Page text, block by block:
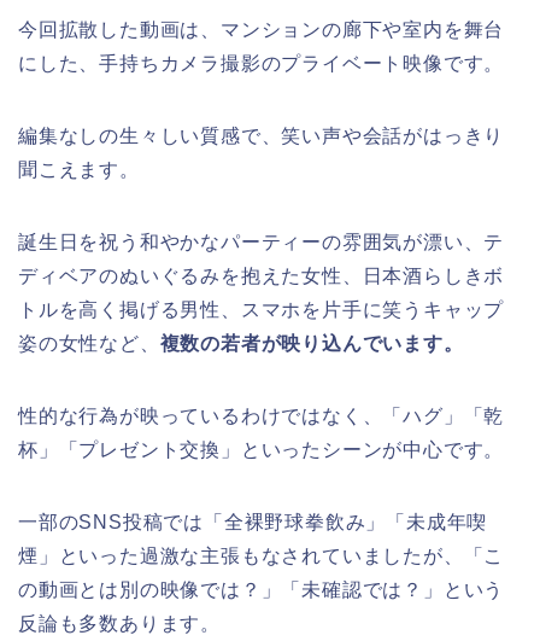
今回拡散した動画は、マンションの廊下や室内を舞台
にした、手持ちカメラ撮影のプライベート映像です。
編集なしの生々しい質感で、笑い声や会話がはっきり
聞こえます。
誕生日を祝う和やかなパーティーの雰囲気が漂い、テ
ディベアのぬいぐるみを抱えた女性、日本酒らしきボ
トルを高く掲げる男性、スマホを片手に笑うキャップ
姿の女性など、 複数の若者が映り込んでいます。
性的な行為が映っているわけではなく、「ハグ」「乾
杯」「プレゼント交換」といったシーンが中心です。
一部のSNS投稿では「全裸野球拳飲み」「未成年喫
煙」といった過激な主張もなされていましたが、「こ
の動画とは別の映像では？」「未確認では？」という
反論も多数あります。